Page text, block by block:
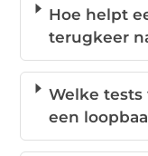
Hoe helpt
terugkeer
Welke
een